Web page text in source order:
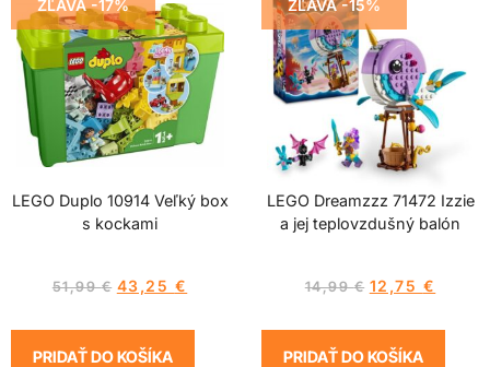
ZĽAVA -17%
LEGO Duplo 10914 Veľký box
s kockami
51,99€ 43,25 €
PRIDAŤ DO KOŠÍKA
ZĽAVA -15%
LEGO Dreamzzz 71472 Izzie
a jej teplovzdušný balón
14,99€ 12,75 €
PRIDAŤ DO KOŠÍKA